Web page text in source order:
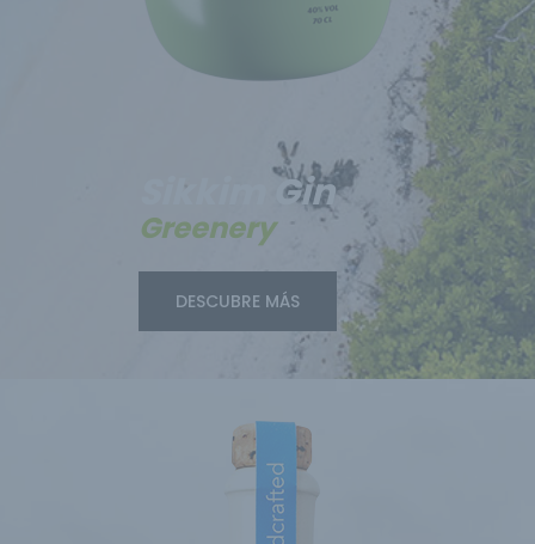
Sikkim Gin
Greenery
DESCUBRE MÁS